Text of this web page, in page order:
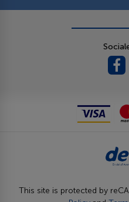
This site is protected by